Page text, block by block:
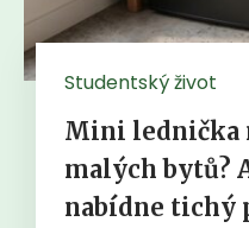
Studentský život
Mini lednička
malých bytů?
nabídne tichý